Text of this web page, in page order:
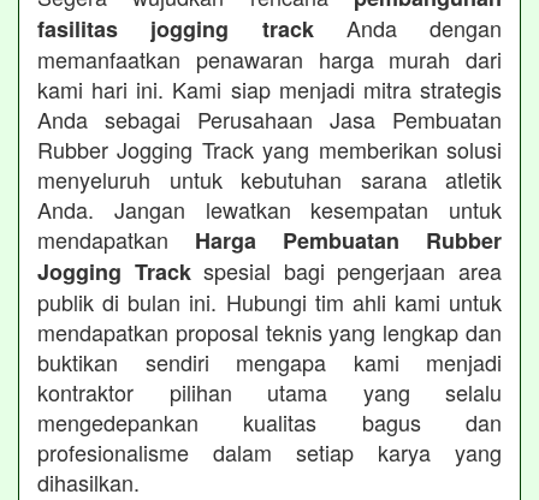
fasilitas jogging trackAnda dengan
memanfaatkan penawaran harga murah dari
kami hari ini. Kami siap menjadi mitra strategis
Anda sebagai Perusahaan Jasa Pembuatan
Rubber Jogging Track yang memberikan solusi
menyeluruh untuk kebutuhan sarana atletik
Anda. Jangan lewatkan kesempatan untuk
mendapatkan Harga Pembuatan Rubber
Jogging Trackspesial bagi pengerjaan area
publik di bulan ini. Hubungi tim ahli kami untuk
mendapatkan proposal teknis yang lengkap dan
buktikan sendiri mengapa kami menjadi
kontraktor pilihan utama yang selalu
mengedepankan kualitas bagus dan
profesionalisme dalam setiap karya yang
dihasilkan.